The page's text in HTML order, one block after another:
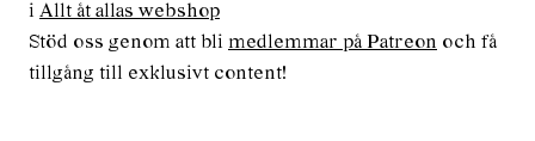
i Allt åt allas webshop
Stöd oss genom att bli medlemmar på Patreon och få
tillgång till exklusivt content!